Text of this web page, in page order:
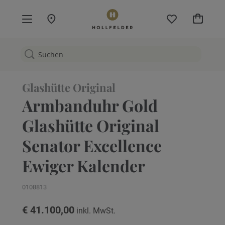
Mein
Glashütte Original
Armbanduhr Gold
Glashütte Original
Senator Excellence
Ewiger Kalender
0108813
€ 41.100,00